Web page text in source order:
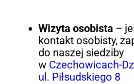
Wizyta osobista –
kontakt osobisty,
do naszej siedziby
w Czechowicach-
ul. Piłsudskiego 8